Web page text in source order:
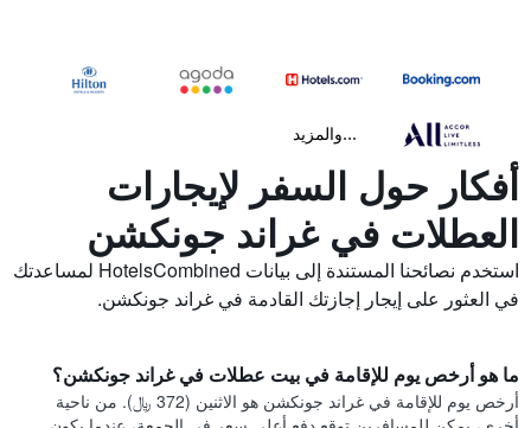
...والمزيد
أفكار حول السفر لإيجارات
العطلات في غراند جونكشن
استخدم نصائحنا المستندة إلى بيانات HotelsCombined لمساعدتك
في العثور على إيجار إجازتك القادمة في غراند جونكشن.
ما هو أرخص يوم للإقامة في بيت عطلات في غراند جونكشن؟
أرخص يوم للإقامة في غراند جونكشن هو الاثنين (372 ﷼). من ناحية